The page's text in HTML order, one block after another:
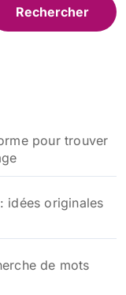
pour trouver
idées originales
de mots